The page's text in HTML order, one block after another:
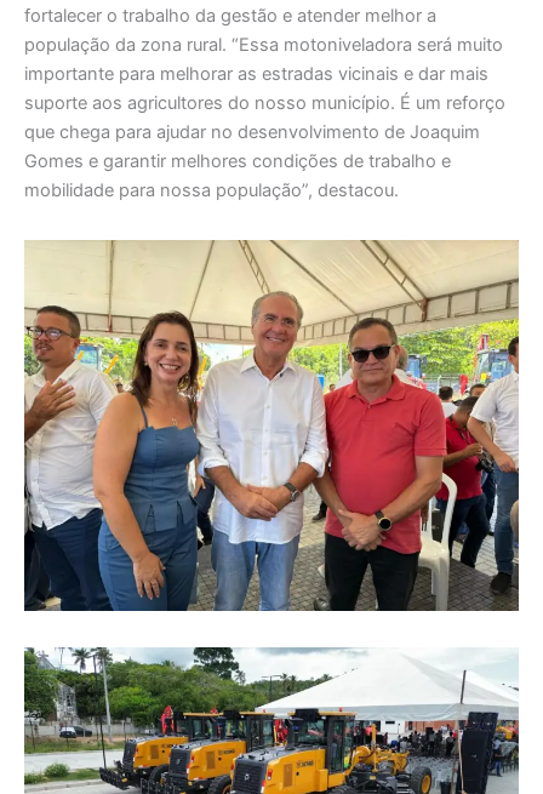
fortalecer o trabalho da gestão e atender melhor a
população da zona rural. “Essa motoniveladora será muito
importante para melhorar as estradas vicinais e dar mais
suporte aos agricultores do nosso município. É um reforço
que chega para ajudar no desenvolvimento de Joaquim
Gomes e garantir melhores condições de trabalho e
mobilidade para nossa população”, destacou.